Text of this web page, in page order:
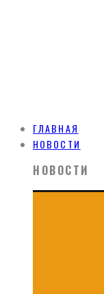
ГЛАВНАЯ
НОВОСТИ
НОВОСТИ